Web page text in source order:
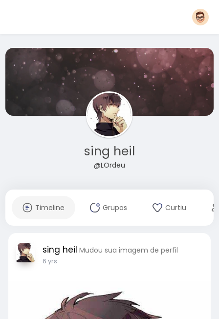
sing heil
@LOrdeu
Timeline Grupos Curtiu
sing heil Mudou sua imagem de perfil
6 yrs